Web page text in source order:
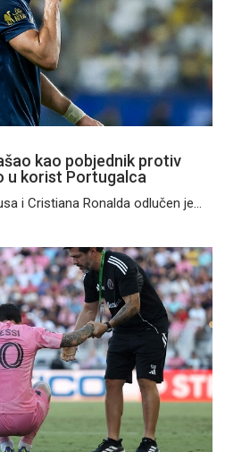
kao pobjednik protiv
u korist Portugalca
i Cristiana Ronalda odlučen je...